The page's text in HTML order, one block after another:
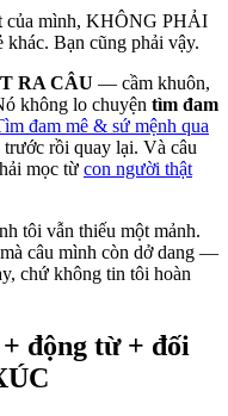
của mình, KHÔNG PHẢI
khác. Bạn cũng phải vậy.
RA CÂU — cầm khuôn,
không lo chuyện tìm đam
đam mê & sứ mệnh qua
rồi quay lại. Và câu
mọc từ con người thật
tôi vẫn thiếu một mảnh.
câu mình còn dở dang —
chứ không tin tôi hoàn
động từ + đối